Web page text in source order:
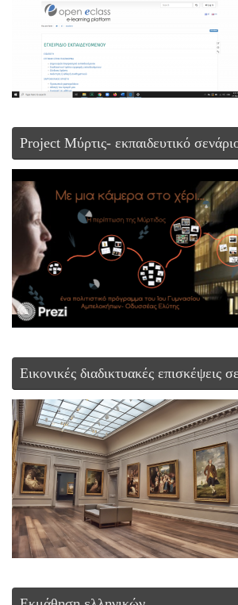
Project Μύρτις- εκπαιδευτικό
Εικονικές διαδικτυακές επισκέψεις